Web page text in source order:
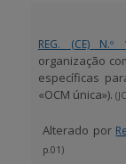
PAYMENTS
BENEFICIARY
REG. (CE)
organização
específicas
«OCM única»).
Alterado por
p.01)